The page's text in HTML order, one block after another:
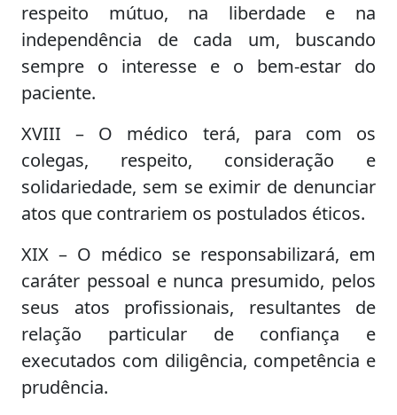
respeito mútuo, na liberdade e na
independência de cada um, buscando
sempre o interesse e o bem-estar do
paciente.
XVIII – O médico terá, para com os
colegas, respeito, consideração e
solidariedade, sem se eximir de denunciar
atos que contrariem os postulados éticos.
XIX – O médico se responsabilizará, em
caráter pessoal e nunca presumido, pelos
seus atos profissionais, resultantes de
relação particular de confiança e
executados com diligência, competência e
prudência.